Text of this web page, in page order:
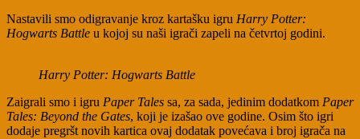
Nastavili smo odigravanje kroz kartašku igru Harry Potter:
Hogwarts Battle u kojoj su naši igrači zapeli na četvrtoj godini.
Harry Potter: Hogwarts Battle
Zaigrali smo i igru Paper Tales sa, za sada, jedinim dodatkom Paper
Tales: Beyond the Gates, koji je izašao ove godine. Osim što igri
dodaje pregršt novih kartica ovaj dodatak povećava i broj igrača na